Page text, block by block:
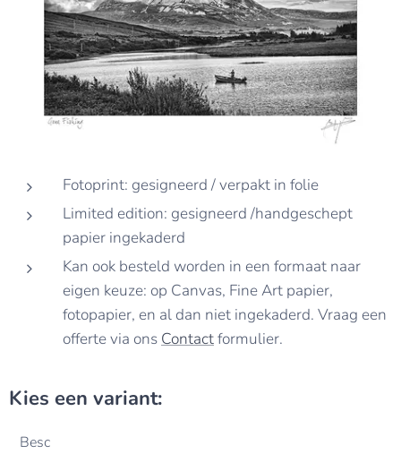
Fotoprint: gesigneerd / verpakt in folie
Limited edition: gesigneerd /handgeschept
papier ingekaderd
Kan ook besteld worden in een formaat naar
eigen keuze: op Canvas, Fine Art papier,
fotopapier, en al dan niet ingekaderd. Vraag een
offerte via ons Contactformulier.
Kies een variant:
Besc